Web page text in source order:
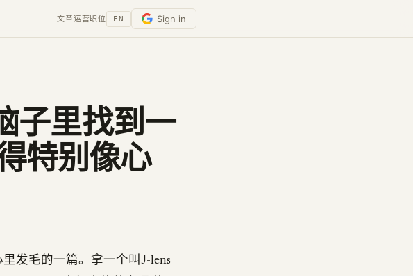
文章运营职位 EN Sign in
子里找到一
特别像心
发毛的一篇。拿一个叫J-lens